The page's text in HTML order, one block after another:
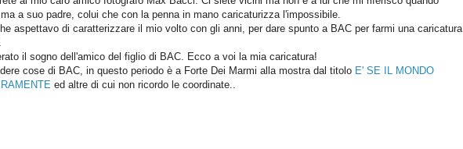
a suo padre, colui che con la penna in mano caricaturizza l'impossibile.
aspettavo di caratterizzare il mio volto con gli anni, per dare spunto a BAC per farmi una caricatura
il sogno dell'amico del figlio di BAC. Ecco a voi la mia caricatura!
cose di BAC, in questo periodo è a Forte Dei Marmi alla mostra dal titolo E' SE IL MONDO
ed altre di cui non ricordo le coordinate..